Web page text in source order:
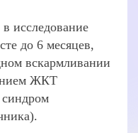
в исследование
до 6 месяцев,
вскармливании
ЖКТ